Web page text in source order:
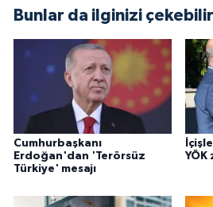
Bunlar da ilginizi çekebilir
Cumhurbaşkanı
Erdoğan'dan 'Terörsüz
Türkiye' mesajı